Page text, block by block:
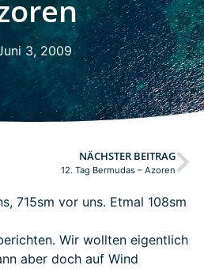
3, 2009
NÄCHSTER BEITRAG
12. Tag Bermudas – Azoren
715sm vor uns. Etmal 108sm
Wir wollten eigentlich
aber doch auf Wind